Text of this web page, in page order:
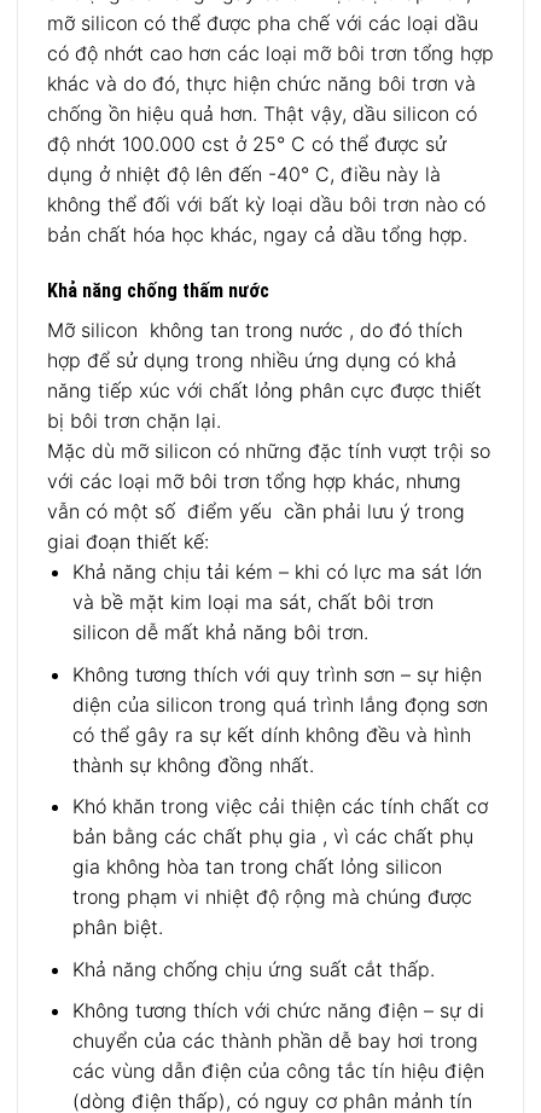
mỡ silicon có thể được pha chế với các loại dầu
có độ nhớt cao hơn các loại mỡ bôi trơn tổng hợp
khác và do đó, thực hiện chức năng bôi trơn và
chống ồn hiệu quả hơn. Thật vậy, dầu silicon có
độ nhớt 100.000 cst ở 25° C có thể được sử
dụng ở nhiệt độ lên đến -40° C, điều này là
không thể đối với bất kỳ loại dầu bôi trơn nào có
bản chất hóa học khác, ngay cả dầu tổng hợp.
Khả năng chống thấm nước
Mỡ silicon không tan trong nước , do đó thích
hợp để sử dụng trong nhiều ứng dụng có khả
năng tiếp xúc với chất lỏng phân cực được thiết
bị bôi trơn chặn lại.
Mặc dù mỡ silicon có những đặc tính vượt trội so
với các loại mỡ bôi trơn tổng hợp khác, nhưng
vẫn có một số điểm yếu cần phải lưu ý trong
giai đoạn thiết kế:
Khả năng chịu tải kém – khi có lực ma sát lớn
và bề mặt kim loại ma sát, chất bôi trơn
silicon dễ mất khả năng bôi trơn.
Không tương thích với quy trình sơn – sự hiện
diện của silicon trong quá trình lắng đọng sơn
có thể gây ra sự kết dính không đều và hình
thành sự không đồng nhất.
Khó khăn trong việc cải thiện các tính chất cơ
bản bằng các chất phụ gia , vì các chất phụ
gia không hòa tan trong chất lỏng silicon
trong phạm vi nhiệt độ rộng mà chúng được
phân biệt.
Khả năng chống chịu ứng suất cắt thấp.
Không tương thích với chức năng điện – sự di
chuyển của các thành phần dễ bay hơi trong
các vùng dẫn điện của công tắc tín hiệu điện
(dòng điện thấp), có nguy cơ phân mảnh tín